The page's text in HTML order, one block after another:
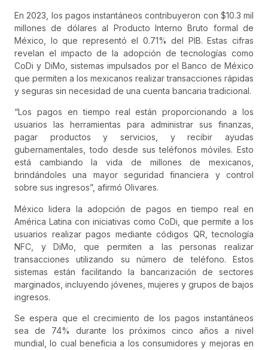
En 2023, los pagos instantáneos contribuyeron con $10.3 mil
millones de dólares al Producto Interno Bruto formal de
México, lo que representó el 0.71% del PIB. Estas cifras
revelan el impacto de la adopción de tecnologías como
CoDi y DiMo, sistemas impulsados por el Banco de México
que permiten a los mexicanos realizar transacciones rápidas
y seguras sin necesidad de una cuenta bancaria tradicional.
“Los pagos en tiempo real están proporcionando a los
usuarios las herramientas para administrar sus finanzas,
pagar productos y servicios, y recibir ayudas
gubernamentales, todo desde sus teléfonos móviles. Esto
está cambiando la vida de millones de mexicanos,
brindándoles una mayor seguridad financiera y control
sobre sus ingresos”, afirmó Olivares.
México lidera la adopción de pagos en tiempo real en
América Latina con iniciativas como CoDi, que permite a los
usuarios realizar pagos mediante códigos QR, tecnología
NFC, y DiMo, que permiten a las personas realizar
transacciones utilizando su número de teléfono. Estos
sistemas están facilitando la bancarización de sectores
marginados, incluyendo jóvenes, mujeres y grupos de bajos
ingresos.
Se espera que el crecimiento de los pagos instantáneos
sea de 74% durante los próximos cinco años a nivel
mundial, lo cual beneficia a los consumidores y mejoras en